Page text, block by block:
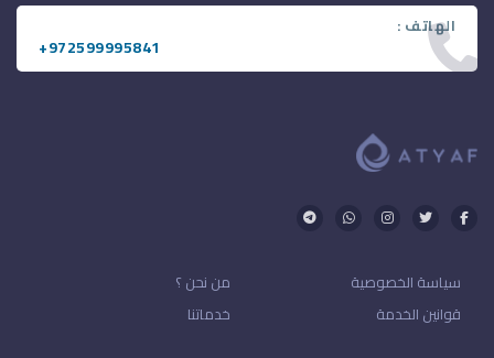
الهاتف :
+972599995841
من نحن ؟
خدماتنا
سياسة الخصوصية
قوانين الخدمة